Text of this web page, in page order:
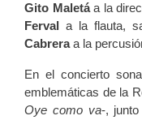
Gito Maletáa la
Ferval a la flauta,
Cabreraa la
En el concierto
emblemáticas de la
Oye como va-,